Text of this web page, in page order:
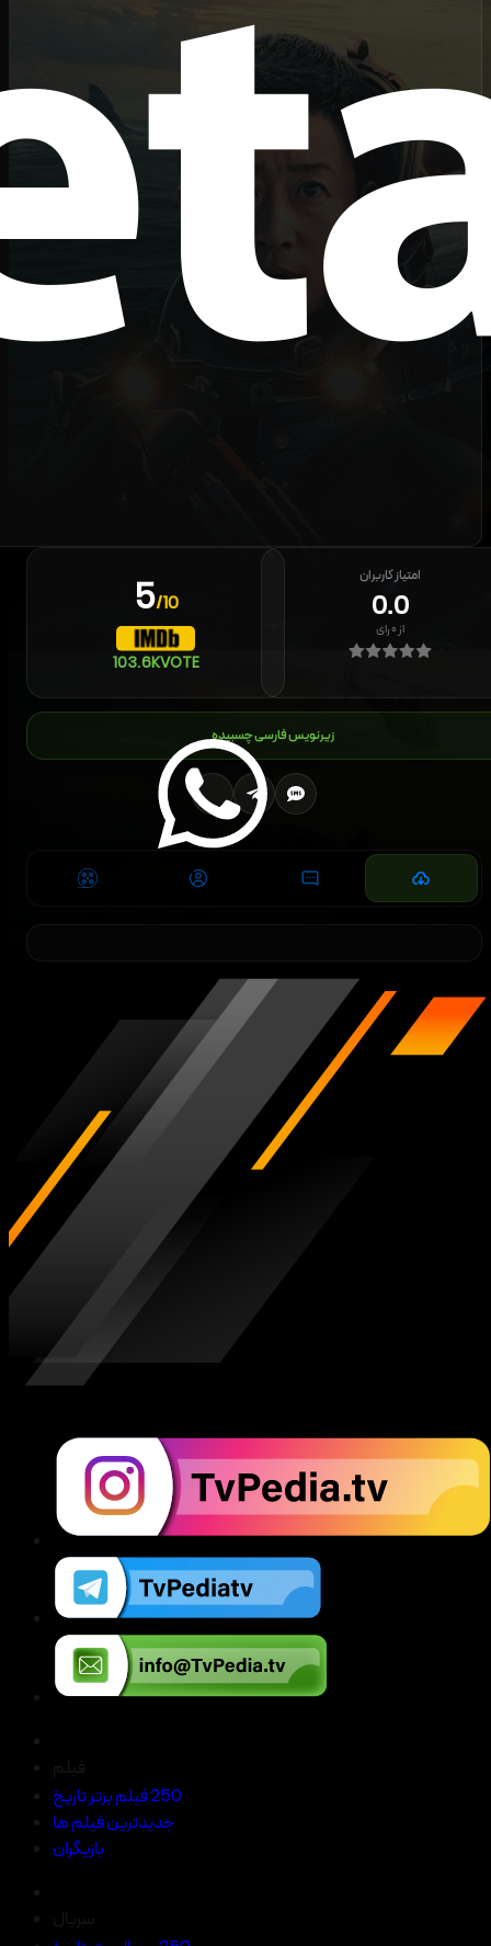
5/10
103.6KVOTE
امتیاز کاربران
0.0
از۰رای
زیرنویس فارسی چسبیده
250 فیلم برتر تاریخ
جدیدترین فیلم ها
بازیگران